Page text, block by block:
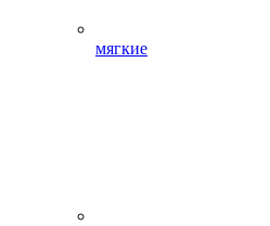
мягкие